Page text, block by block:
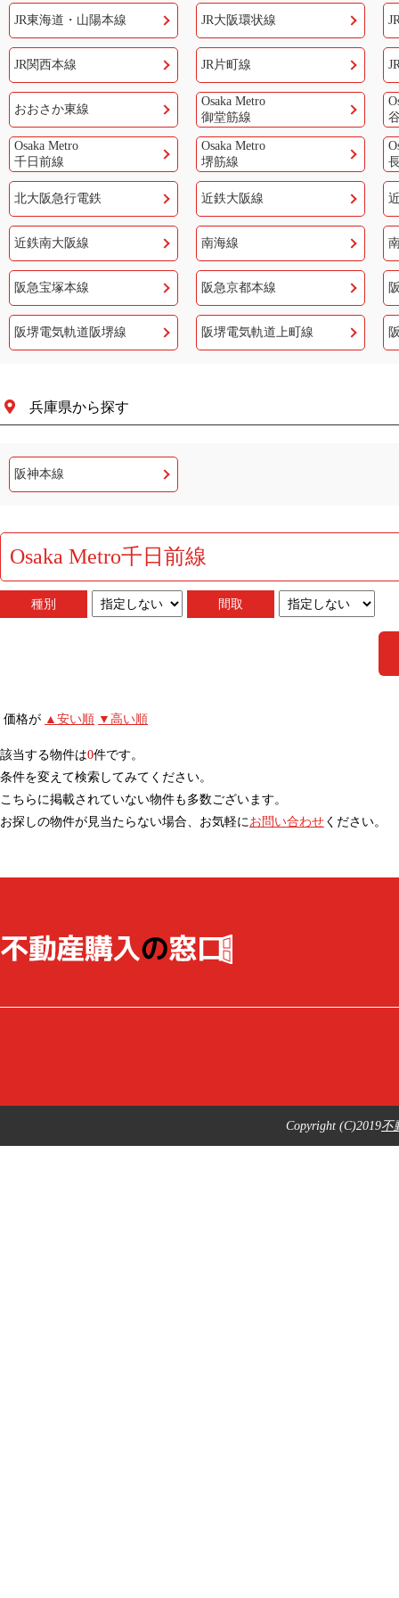
JR東海道・山陽本線 JR大阪環状線
JR関西本線 JR片町線
おおさか東線
Osaka Metro
御堂筋線
Osaka Metro
千日前線
Osaka Metro
堺筋線
北大阪急行電鉄 近鉄大阪線
近鉄南大阪線 南海線
阪急宝塚本線 阪急京都本線
阪堺電気軌道阪堺線 阪堺電気軌道上町線
兵庫県から探す
阪神本線
Osaka Metro千日前線
種別 間取
価格が ▲安い順 ▼高い順
該当する物件は0件です。
条件を変えて検索してみてください。
こちらに掲載されていない物件も多数ございます。
お探しの物件が見当たらない場合、お気軽にお問い合わせ ください。
Copyright (C)2019不